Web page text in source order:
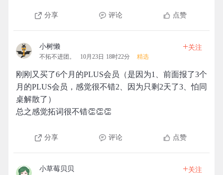
分享 评论 点赞
小树懒
不拓不进团。 10月23日 18时22分 精选
+关注
刚刚又买了6个月的PLUS会员（是因为1、前面报了3个
月的PLUS会员，感觉很不错2、因为只剩2天了3、怕同
桌解散了）
总之感觉拓词很不错👏👏👏
分享 评论 点赞
小草莓贝贝 +关注